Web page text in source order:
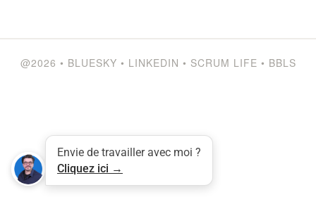
@2026 • BLUESKY • LINKEDIN • SCRUM LIFE • BBLS
Envie de travailler avec moi ?
Cliquez ici →
Share this selection